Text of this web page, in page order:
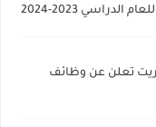
2023-2024
تعلن عن وظائف